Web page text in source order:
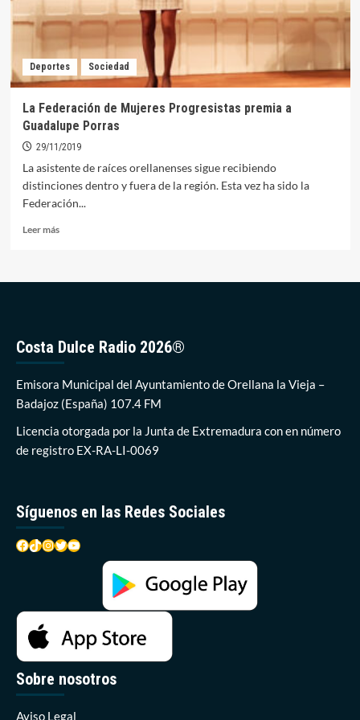
Deportes Sociedad
La Federación de Mujeres Progresistas premia a
Guadalupe Porras
29/11/2019
La asistente de raíces orellanenses sigue recibiendo
distinciones dentro y fuera de la región. Esta vez ha sido la
Federación...
Leer másLeer
premia
a
Guadalupe
Costa Dulce Radio 2026®
Emisora Municipal del Ayuntamiento de Orellana la Vieja –
Badajoz (España) 107.4 FM
Licencia otorgada por la Junta de Extremadura con en número
de registro EX-RA-LI-0069
Síguenos en las Redes Sociales
Facebook
TikTok
Instagram
Twitter
YouTube
Sobre nosotros
Aviso Legal